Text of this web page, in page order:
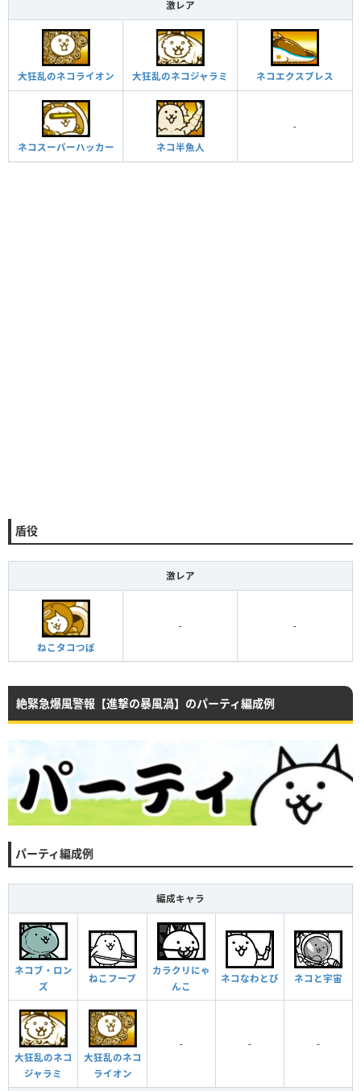
激レア
大狂乱のネコライオン 大狂乱のネコジャラミ ネコエクスプレス
ネコスーパーハッカー ネコ半魚人
-
盾役
激レア
ねこタコつぼ
- -
絶緊急爆風警報【進撃の暴風渦】のパーティ編成例
パーティ編成例
編成キャラ
ネコブ・ロン
ズ
ねこフープ
カラクリにゃ
んこ
ネコなわとび ネコと宇宙
大狂乱のネコ
ジャラミ
大狂乱のネコ
ライオン
- - -